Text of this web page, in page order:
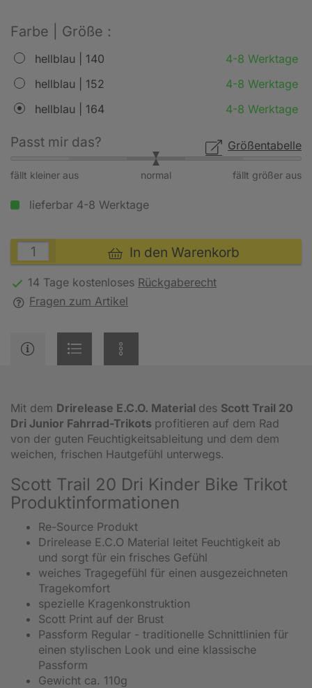
Farbe | Größe :
hellblau | 140
4-8 Werktage
hellblau | 152
4-8 Werktage
hellblau | 164
4-8 Werktage
Größentabelle
Passt mir das?
fällt kleiner aus fällt größer aus
normal
lieferbar 4-8 Werktage
In den Warenkorb
14 Tage kostenloses Rückgaberecht
Fragen zum Artikel
Mit dem Drirelease E.C.O. Material des Scott Trail 20
Dri Junior Fahrrad-Trikots profitieren auf dem Rad
von der guten Feuchtigkeitsableitung und dem dem
weichen, frischen Hautgefühl unterwegs.
Scott Trail 20 Dri Kinder Bike Trikot
Produktinformationen
Re-Source Produkt
Drirelease E.C.O Material leitet Feuchtigkeit ab
und sorgt für ein frisches Gefühl
weiches Tragegefühl für einen ausgezeichneten
Tragekomfort
spezielle Kragenkonstruktion
Scott Print auf der Brust
Passform Regular - traditionelle Schnittlinien für
einen stylischen Look und eine klassische
Passform
Gewicht ca. 110g